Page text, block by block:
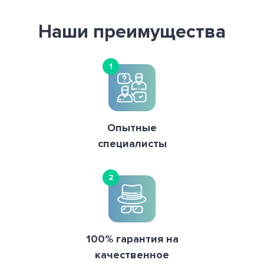
Наши преимущества
1
Опытные
специалисты
2
100% гарантия на
качественное